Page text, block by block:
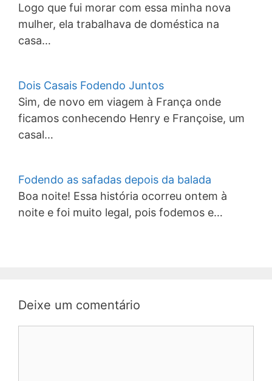
Logo que fui morar com essa minha nova
mulher, ela trabalhava de doméstica na
casa…
Dois Casais Fodendo Juntos
Sim, de novo em viagem à França onde
ficamos conhecendo Henry e Françoise, um
casal…
Fodendo as safadas depois da balada
Boa noite! Essa história ocorreu ontem à
noite e foi muito legal, pois fodemos e…
Deixe um comentário